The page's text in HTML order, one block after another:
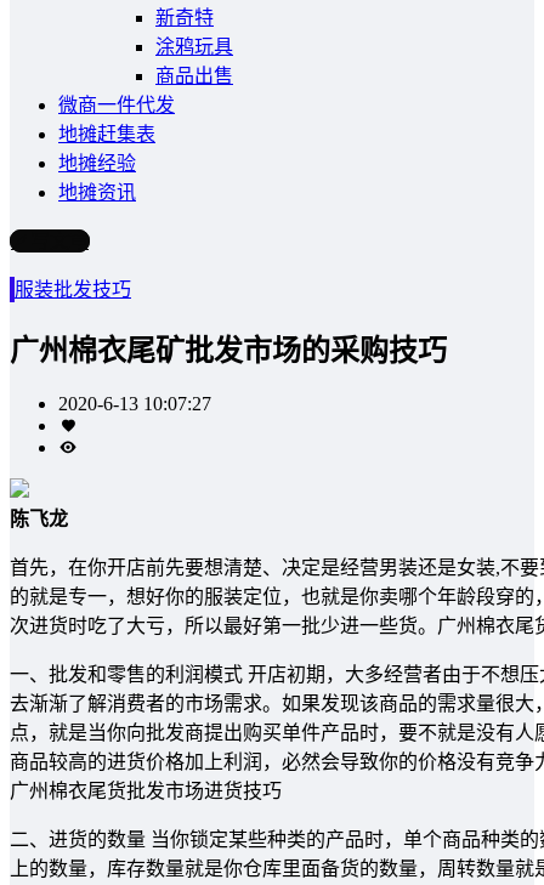
新奇特
涂鸦玩具
商品出售
微商一件代发
地摊赶集表
地摊经验
地摊资讯
写文章
服装批发技巧
广州棉衣尾矿批发市场的采购技巧
2020-6-13 10:07:27
陈飞龙
首先，在你开店前先要想清楚、决定是经营男装还是女装,不
的就是专一，想好你的服装定位，也就是你卖哪个年龄段穿
次进货时吃了大亏，所以最好第一批少进一些货。广州棉衣尾
一、批发和零售的利润模式 开店初期，大多经营者由于不想
去渐渐了解消费者的市场需求。如果发现该商品的需求量很
点，就是当你向批发商提出购买单件产品时，要不就是没有
商品较高的进货价格加上利润，必然会导致你的价格没有竞
广州棉衣尾货批发市场进货技巧
二、进货的数量 当你锁定某些种类的产品时，单个商品种类
上的数量，库存数量就是你仓库里面备货的数量，周转数量